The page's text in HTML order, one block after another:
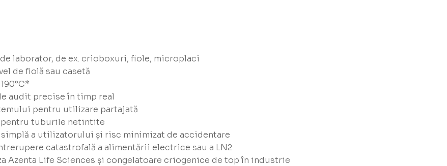
laborator, de ex. crioboxuri, fiole, microplaci
de fiolă sau casetă
audit precise în timp real
pentru utilizare partajată
tuburile netintite
a utilizatorului și risc minimizat de accidentare
catastrofală a alimentării electrice sau a LN2
Azenta Life Sciences și congelatoare criogenice de top în industrie